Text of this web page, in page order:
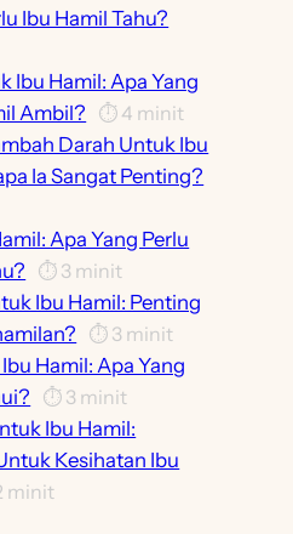
Ibu Hamil Tahu?
Ibu Hamil: Apa Yang
Ambil? ⏱️ 4 minit
Darah Untuk Ibu
Ia Sangat Penting?
Apa Yang Perlu
⏱️ 3 minit
Ibu Hamil: Penting
⏱️ 3 minit
Hamil: Apa Yang
⏱️ 3 minit
Ibu Hamil:
Kesihatan Ibu
minit